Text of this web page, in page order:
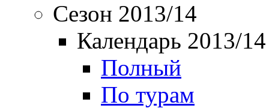
Сезон 2013/14
Календарь 2013/14
Полный
По турам